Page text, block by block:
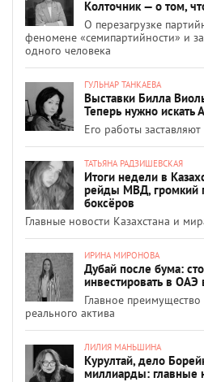
Колточник — о том,
О перезагрузке
феномене «семипартийности» и
одного человека
ГУЛЬНАР ТАНКАЕВА
Выставки Билла
Теперь нужно искать
Его работы
ТАТЬЯНА РАДЗИШЕВСКАЯ
Итоги недели в
рейды МВД, громкий
боксёров
Главные новости Казахстана и
ИРИНА МИРОНОВА
Дубай после бума:
инвестировать в
Главное
реального актива
ЛИЛИЯ МАНЬШИНА
Курултай, дело
миллиарды: главные